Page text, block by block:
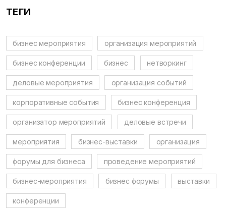
ТЕГИ
бизнес мероприятия организация мероприятий
бизнес конференции бизнес нетворкинг
деловые мероприятия организация событий
корпоративные события бизнес конференция
организатор мероприятий деловые встречи
мероприятия бизнес-выставки организация
форумы для бизнеса проведение мероприятий
бизнес-мероприятия бизнес форумы выставки
конференции